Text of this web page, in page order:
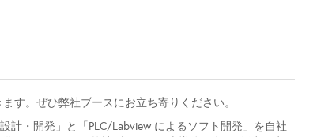
す。ぜひ弊社ブースにお立ち寄りください。
計・開発」と「PLC/Labview によるソフト開発」を自社